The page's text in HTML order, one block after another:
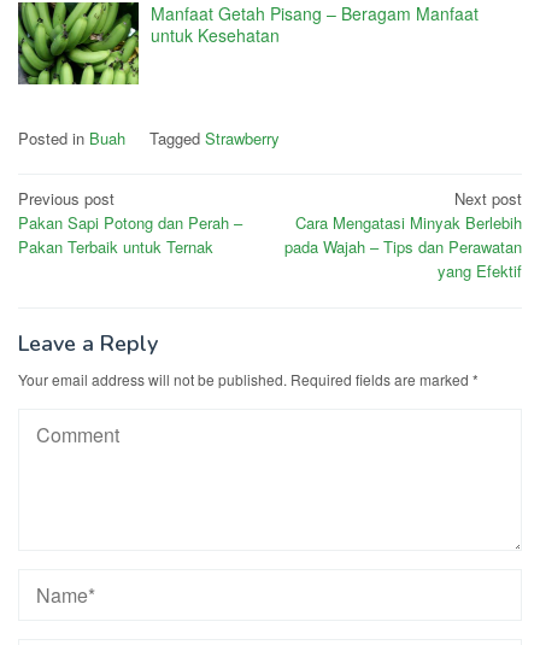
Manfaat Getah Pisang – Beragam Manfaat
untuk Kesehatan
Posted in Buah Tagged Strawberry
Post
navigation
Previous post
Pakan Sapi Potong dan Perah –
Pakan Terbaik untuk Ternak
Next post
Cara Mengatasi Minyak Berlebih
pada Wajah – Tips dan Perawatan
yang Efektif
Leave a Reply
Your email address will not be published. Required fields are marked *